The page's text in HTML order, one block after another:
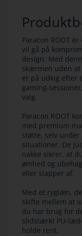
Paracon ROOT
vil gå på
design. Med
skærmen uden at
er på udkig efter
gaming-
valg.
Paracon ROOT
med premium
støtte, selv
situationer. De
nakke sikrer, at
ømhed og
eller slapper af.
Med et ryglæn,
skifte mellem at
du har brug for
slidstærkt PU-
holde rent.